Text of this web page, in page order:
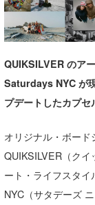
会員メニュー
今月のプレゼント
QUIKSILVER のア
Saturdays NYC が
プデートしたカプセ
オリジナル・ボー
QUIKSILVER（クイ
ート・ライフスタ
NYC（サタデーズ
ショップ情報
湘南
千葉北
伊豆
四国
ウラナミ
お知らせ
その他
ルール＆How to
サーファーズ